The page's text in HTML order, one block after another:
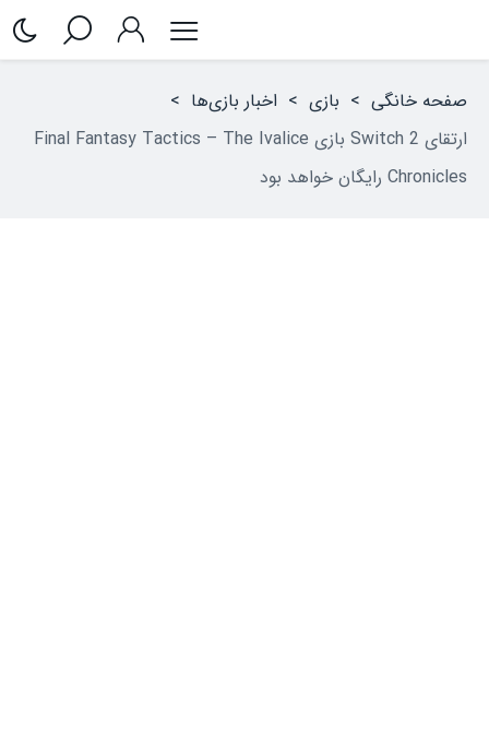
صفحه خانگی > بازی > اخبار بازی‌ها >
ارتقای Switch 2 بازی Final Fantasy Tactics – The Ivalice
Chronicles رایگان خواهد بود